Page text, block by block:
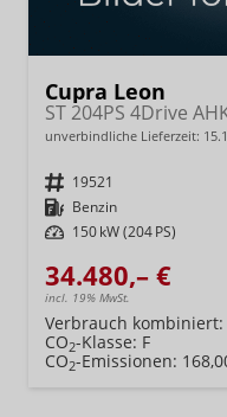
Cupra Leon
unverbindliche Lieferzeit:
Fahrzeugnr. 19521
Kraftstoff Benzin
Leistung 150 kW (204 PS)
34.480,– €
incl. 19% MwSt.
Verbrauch kombiniert:
CO2-Klasse: F
CO2-Emissionen: